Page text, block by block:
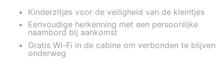
Kinderzitjes voor de veiligheid van de kleintjes
Eenvoudige herkenning met een persoonlijke
naambord bij aankomst
Gratis Wi-Fi in de cabine om verbonden te blijven
onderweg